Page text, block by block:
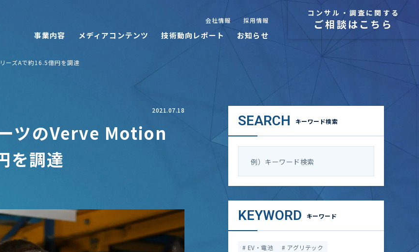
事業内容 メディアコンテンツ 技術動向レポート お知らせ
会社情報 採用情報
コンサル・調査に関する
ご相談はこちら
ーズAで約16.5億円を調達
2021.07.18
ツのVerve Motion
を調達
SEARCH キーワード検索
KEYWORD キーワード
EV・電池
アグリテック